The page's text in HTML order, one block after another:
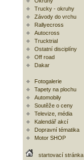
Trucky - okruhy
Závody do vrchu
Rallyecross
Autocross
Trucktrial
Ostatní disciplíny
Off road
Dakar
Fotogalerie
Tapety na plochu
Automobily
Soutěže o ceny
Televize, média
Kalendář akcí
Dopravní tématika
Motor SHOP
startovací stránka